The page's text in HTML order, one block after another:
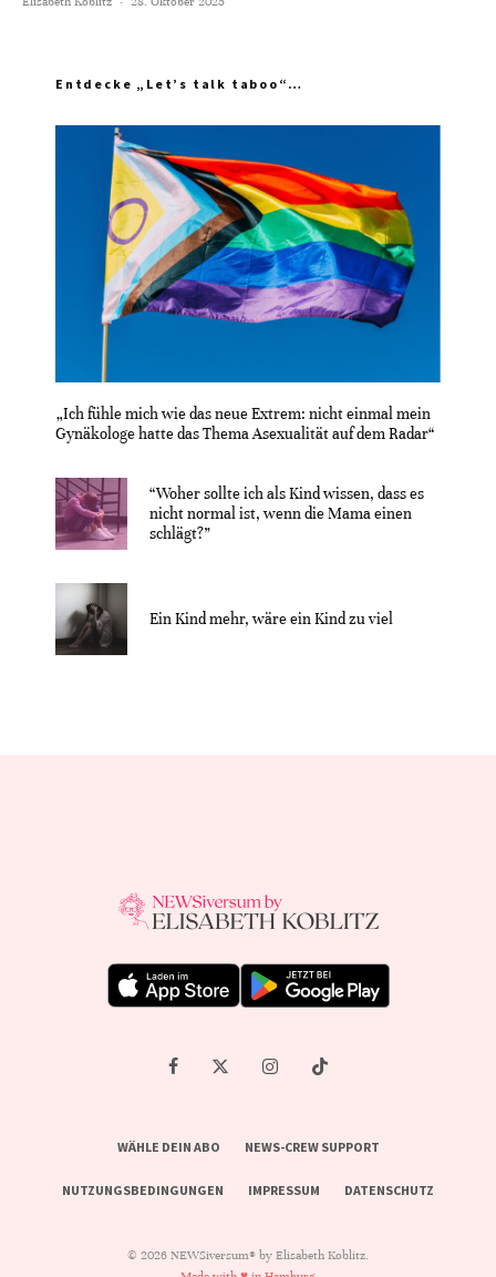
Entdecke „Let’s talk taboo“…
„Ich fühle mich wie das neue Extrem: nicht einmal mein
Gynäkologe hatte das Thema Asexualität auf dem Radar“
“Woher sollte ich als Kind wissen, dass es
nicht normal ist, wenn die Mama einen
schlägt?”
Ein Kind mehr, wäre ein Kind zu viel
WÄHLE DEIN ABO NEWS-CREW SUPPORT
NUTZUNGSBEDINGUNGEN IMPRESSUM DATENSCHUTZ
© 2026 NEWSiversum® by Elisabeth Koblitz.